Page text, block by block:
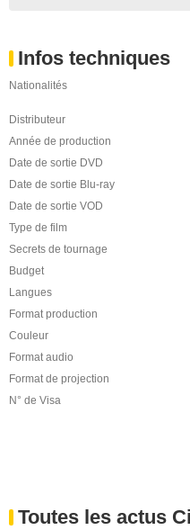
Infos techniques
Nationalités
Distributeur
Année de production
Date de sortie DVD
Date de sortie Blu-ray
Date de sortie VOD
Type de film
Secrets de tournage
Budget
Langues
Format production
Couleur
Format audio
Format de projection
N° de Visa
Toutes les actus